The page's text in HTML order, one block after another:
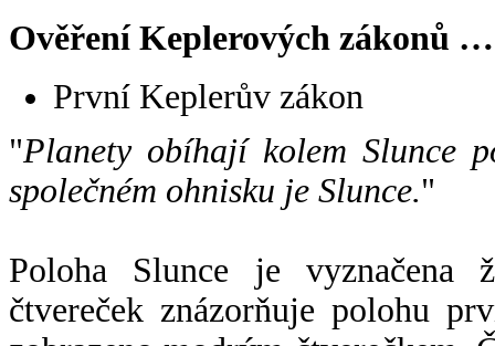
Ověření Keplerových zákonů …
První Keplerův zákon
"Planety obíhají kolem Slunce
společném ohnisku je Slunce."
Poloha Slunce je vyznačena
čtvereček znázorňuje polohu